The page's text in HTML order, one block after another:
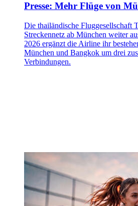
Presse: Mehr Flüge von
Die thailändische Fluggesellschaft
Streckennetz ab München weiter
2026 ergänzt die Airline ihr
München und Bangkok um drei
Verbindungen.